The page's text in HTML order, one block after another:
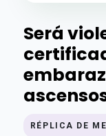
Será
RÉPLICA DE